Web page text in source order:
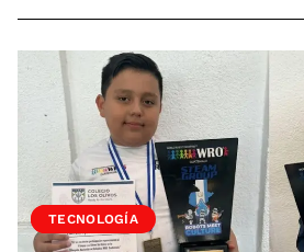
SOCIEDAD
TECNOLOGÍA